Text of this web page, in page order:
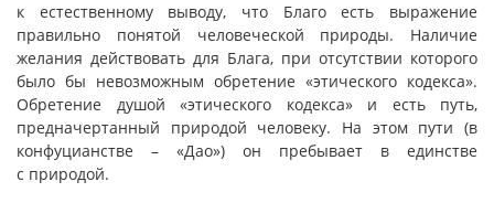
к естественному выводу, что Благо есть выражение
правильно понятой человеческой природы. Наличие
желания действовать для Блага, при отсутствии которого
было бы невозможным обретение «этического кодекса».
Обретение душой «этического кодекса» и есть путь,
предначертанный природой человеку. На этом пути (в
конфуцианстве – «Дао») он пребывает в единстве
с природой.